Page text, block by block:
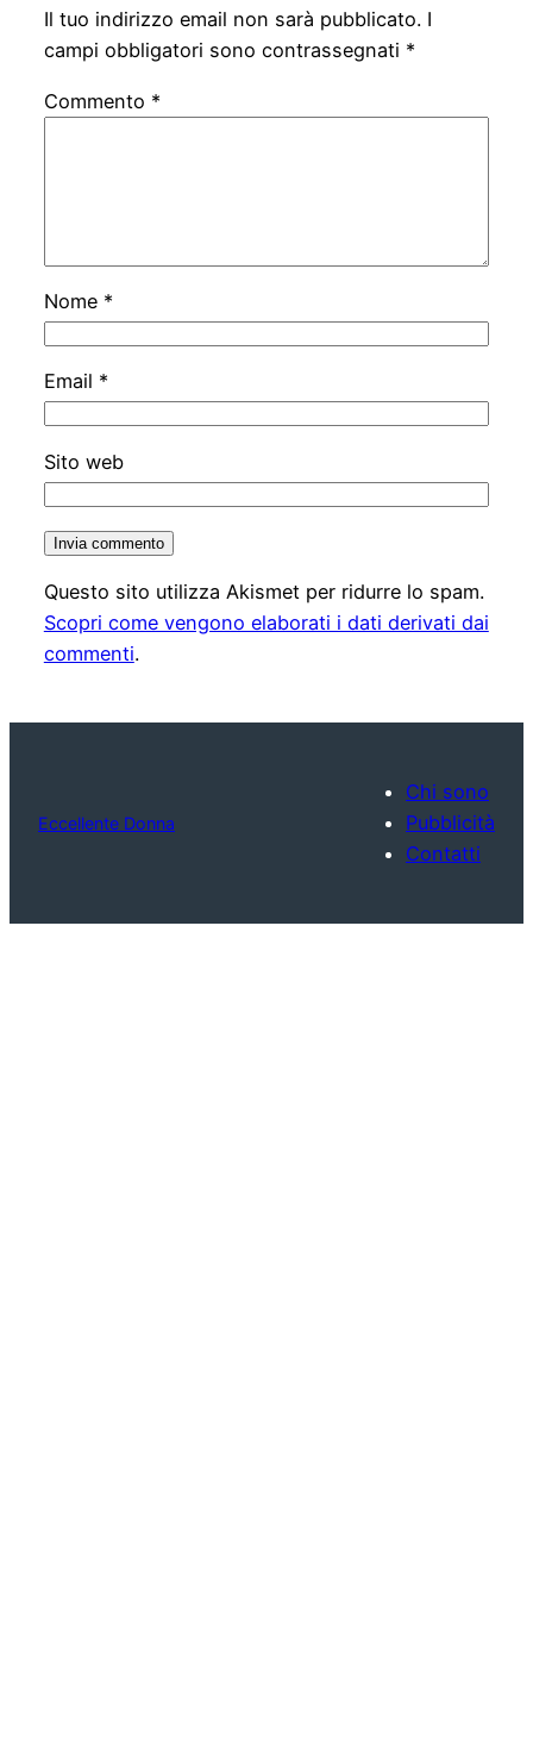
Il tuo indirizzo email non sarà pubblicato. I
campi obbligatori sono contrassegnati *
Commento *
Nome *
Email *
Sito web
Questo sito utilizza Akismet per ridurre lo spam.
Scopri come vengono elaborati i dati derivati dai
commenti.
Eccellente Donna
Chi sono
Pubblicità
Contatti